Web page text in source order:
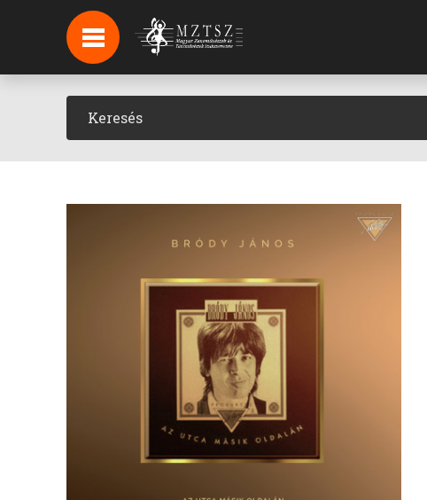
HÍREK
HÍRLEVÉL FELIRATKOZÁS
PODCAST